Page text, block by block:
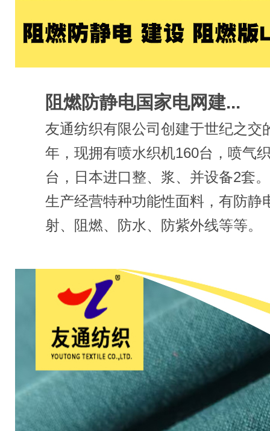
阻燃防静电国家电网建...
友通纺织有限公司创建于世纪之交
年，现拥有喷水织机160台，喷气
台，日本进口整、浆、并设备2套
生产经营特种功能性面料，有防静
射、阻燃、防水、防紫外线等等。